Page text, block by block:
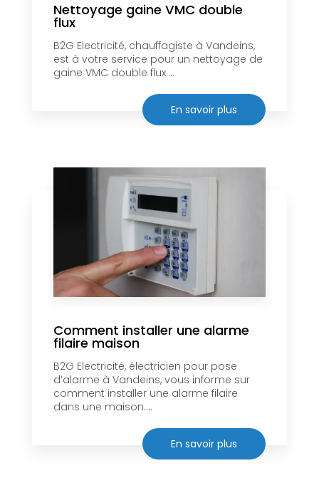
Nettoyage gaine VMC double
flux
B2G Electricité, chauffagiste à Vandeins,
est à votre service pour un nettoyage de
gaine VMC double flux....
En savoir plus
Comment installer une alarme
filaire maison
B2G Electricité, électricien pour pose
d’alarme à Vandeins, vous informe sur
comment installer une alarme filaire
dans une maison....
En savoir plus